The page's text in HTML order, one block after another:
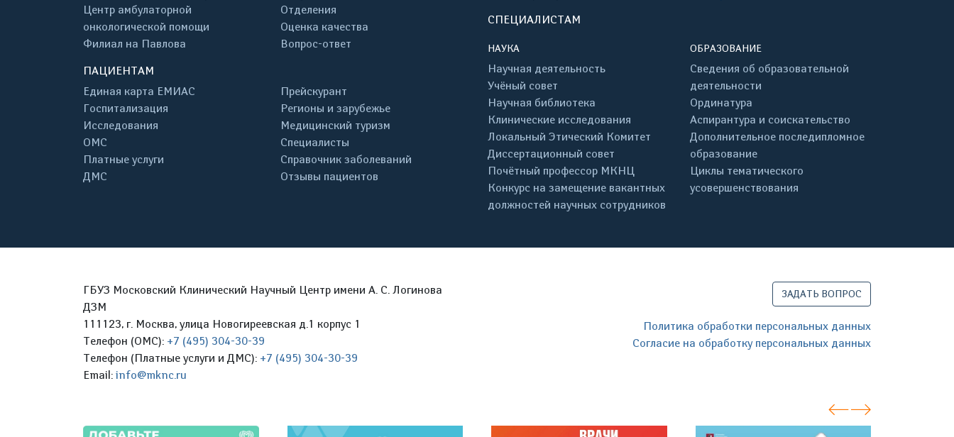
Центр амбулаторной
онкологической помощи
Филиал на Павлова
Отделения
Оценка качества
Вопрос-ответ
ПАЦИЕНТАМ
Единая карта ЕМИАС
Госпитализация
Исследования
ОМС
Платные услуги
ДМС
Прейскурант
Регионы и зарубежье
Медицинский туризм
Специалисты
Справочник заболеваний
Отзывы пациентов
СПЕЦИАЛИСТАМ
НАУКА
Научная деятельность
Учёный совет
Научная библиотека
Клинические исследования
Локальный Этический Комитет
Диссертационный совет
Почётный профессор МКНЦ
Конкурс на замещение вакантных
должностей научных сотрудников
ОБРАЗОВАНИЕ
Сведения об образовательной
деятельности
Ординатура
Аспирантура и соискательство
Дополнительное последипломное
образование
Циклы тематического
усовершенствования
ГБУЗ Московский Клинический Научный Центр имени А. С. Логинова
ДЗМ
111123, г. Москва, улица Новогиреевская д.1 корпус 1
Телефон (ОМС): +7 (495) 304-30-39
Телефон (Платные услуги и ДМС): +7 (495) 304-30-39
Email: info@mknc.ru
ЗАДАТЬ ВОПРОС
Политика обработки персональных данных
Согласие на обработку персональных данных